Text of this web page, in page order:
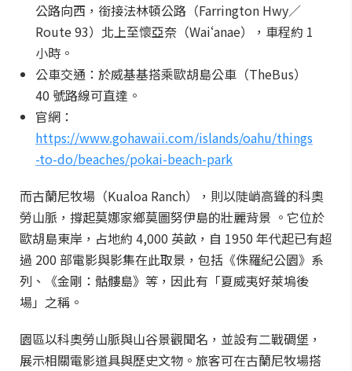
公路向西，銜接法林頓公路（Farrington Hwy／
Route 93）北上至懷亞奈（Waiʻanae），車程約 1
小時。
公車交通：於威基基搭乘歐胡島公車（TheBus）
40 號路線可直達。
官網：
https://www.gohawaii.com/islands/oahu/things
-to-do/beaches/pokai-beach-park
而古蘭尼牧場（Kualoa Ranch），則以陡峭高聳的科奧
勞山脈，撐起莫娜家鄉莫圖努伊島的壯麗背景 。它位於
歐胡島東岸，占地約 4,000 英畝，自 1950 年代起已有超
過 200 部電影與影集在此取景，包括《侏羅紀公園》系
列、《金剛：骷髏島》等，因此有「夏威夷好萊塢後
場」之稱。
園區以科奧勞山脈與山谷景觀聞名，並設有二戰碉堡，
展示相關電影道具與歷史文物。旅客可在古蘭尼牧場搭